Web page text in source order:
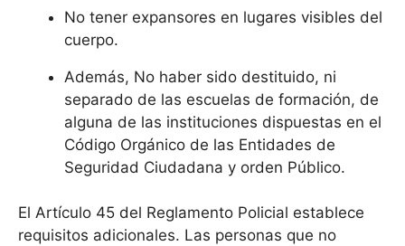
No tener expansores en lugares visibles del
cuerpo.
Además, No haber sido destituido, ni
separado de las escuelas de formación, de
alguna de las instituciones dispuestas en el
Código Orgánico de las Entidades de
Seguridad Ciudadana y orden Público.
El Artículo 45 del Reglamento Policial establece
requisitos adicionales. Las personas que no